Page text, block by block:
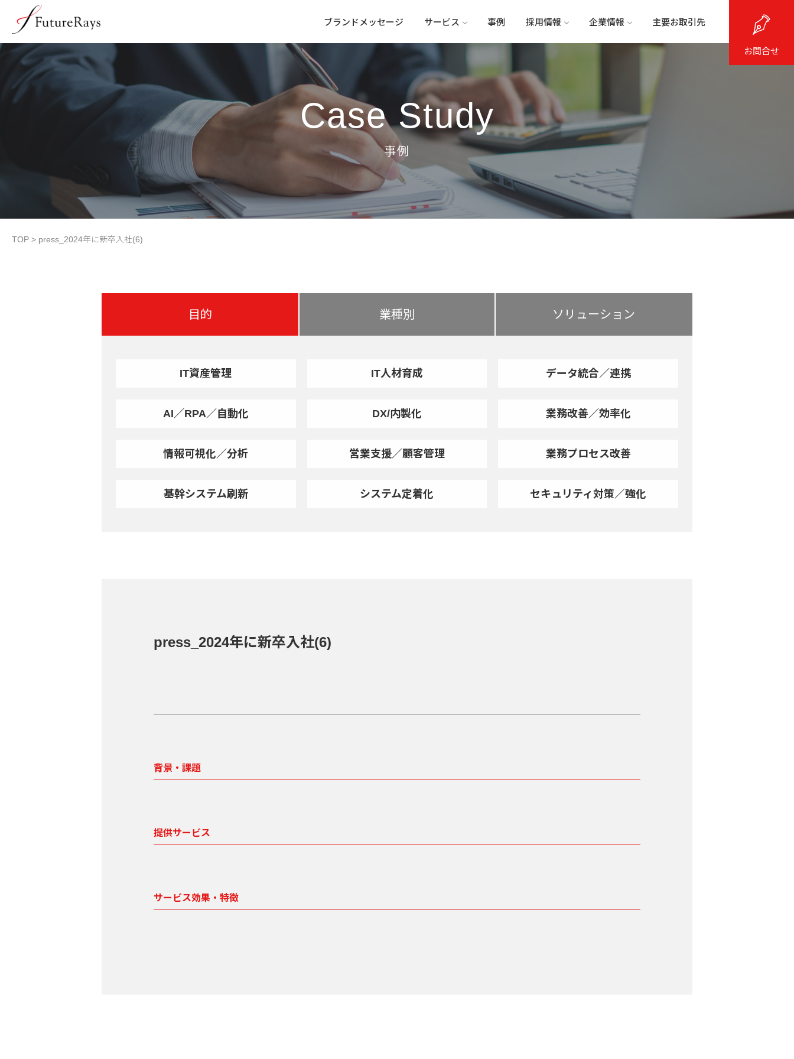
ブランドメッセージ サービス 事例 採用情報 企業情報 主要お取引先
お問合せ
Case Study
TOP > press_2024年に新卒入社(6)
目的 業種別 ソリューション
IT資産管理 IT人材育成 データ統合／連携
AI／RPA／自動化 DX/内製化 業務改善／効率化
情報可視化／分析 営業支援／顧客管理 業務プロセス改善
基幹システム刷新 システム定着化 セキュリティ対策／強化
press_2024年に新卒入社(6)
背景・課題
提供サービス
サービス効果・特徴